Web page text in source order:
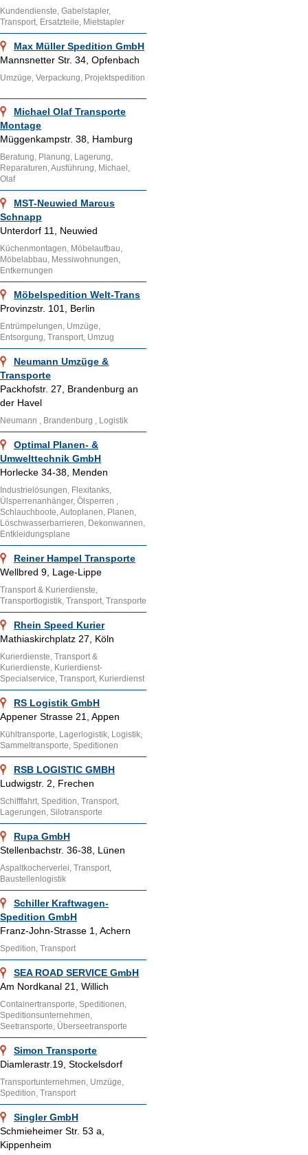
Kundendienste, Gabelstapler,
Transport, Ersatzteile, Mietstapler
Max Müller Spedition GmbH
Mannsnetter Str. 34, Opfenbach
Umzüge, Verpackung, Projektspedition
Michael Olaf Transporte
Montage
Müggenkampstr. 38, Hamburg
Beratung, Planung, Lagerung,
Reparaturen, Ausführung, Michael,
Olaf
MST-Neuwied Marcus
Schnapp
Unterdorf 11, Neuwied
Küchenmontagen, Möbelaufbau,
Möbelabbau, Messiwohnungen,
Entkernungen
Möbelspedition Welt-Trans
Provinzstr. 101, Berlin
Entrümpelungen, Umzüge,
Entsorgung, Transport, Umzug
Neumann Umzüge &
Transporte
Packhofstr. 27, Brandenburg an
der Havel
Neumann , Brandenburg , Logistik
Optimal Planen- &
Umwelttechnik GmbH
Horlecke 34-38, Menden
Industrielösungen, Flexitanks,
Ülsperrenanhänger, Ölsperren ,
Schlauchboote, Autoplanen, Planen,
Löschwasserbarrieren, Dekonwannen,
Entkleidungsplane
Reiner Hampel Transporte
Wellbred 9, Lage-Lippe
Transport & Kurierdienste,
Transportlogistik, Transport, Transporte
Rhein Speed Kurier
Mathiaskirchplatz 27, Köln
Kurierdienste, Transport &
Kurierdienste, Kurierdienst-
Specialservice, Transport, Kurierdienst
RS Logistik GmbH
Appener Strasse 21, Appen
Kühltransporte, Lagerlogistik, Logistik,
Sammeltransporte, Speditionen
RSB LOGISTIC GMBH
Ludwigstr. 2, Frechen
Schifffahrt, Spedition, Transport,
Lagerungen, Silotransporte
Rupa GmbH
Stellenbachstr. 36-38, Lünen
Aspaltkocherverlei, Transport,
Baustellenlogistik
Schiller Kraftwagen-
Spedition GmbH
Franz-John-Strasse 1, Achern
Spedition, Transport
SEA ROAD SERVICE GmbH
Am Nordkanal 21, Willich
Containertransporte, Speditionen,
Speditionsunternehmen,
Seetransporte, Überseetransporte
Simon Transporte
Diamlerastr.19, Stockelsdorf
Transportunternehmen, Umzüge,
Spedition, Transport
Singler GmbH
Schmieheimer Str. 53 a,
Kippenheim